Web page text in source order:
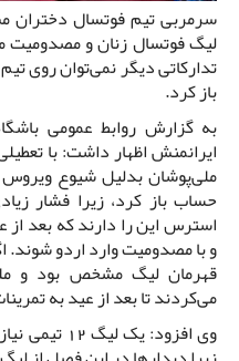
سرمربی تیم فوتسال دختران
لیگ فوتسال زنان و مصدومیت
تدارکاتی دیگر نمی‌توان روی
باز کرد.
به گزارش روابط عمومی
ایرانمنش اظهار داشت: با
ملی‌پوشان بدلیل شیوع
حساب باز کرد، زیرا فشار
استرس این را دارند که بعد از
و با مصدومیت وارد اردو شوند.
قهرمان لیگ مشخص بود و
می‌کردند تا بعد از عید به
وی افزود: